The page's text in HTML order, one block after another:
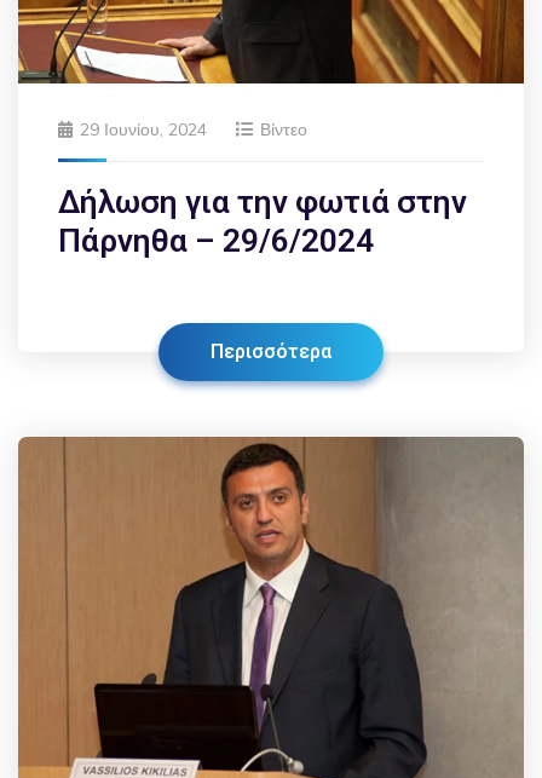
29 Ιουνίου, 2024 Βίντεο
Δήλωση για την φωτιά στην
Πάρνηθα – 29/6/2024
Περισσότερα